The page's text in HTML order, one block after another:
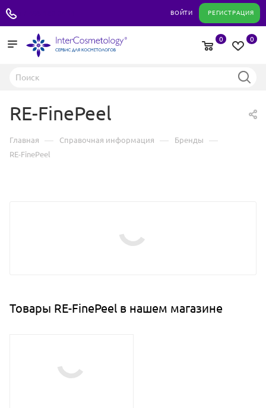
ВОЙТИ РЕГИСТРАЦИЯ
0
0
RE-FinePeel
Главная — Справочная информация — Бренды —
RE-FinePeel
Товары RE-FinePeel в нашем магазине